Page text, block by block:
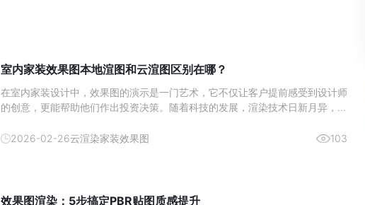
室内家装效果图本地渲图和云渲图区别在哪？
在室内家装设计中，效果图的演示是一门艺术，它不仅让客户提前感受到设计师
的创意，更能帮助他们作出投资决策。随着科技的发展，渲染技术日新月异，室
方式逐渐成为了设计师们的热门选择。本文将深入分析这两种渲染方式的区别，
2026-02-26云渲染家装效果图 103
效果图渲染：5步搞定PBR贴图质感提升